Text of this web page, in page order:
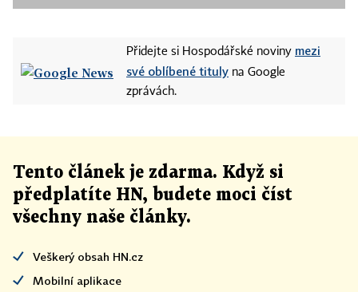
Přidejte si Hospodářské noviny mezi
své oblíbené tituly na Google
zprávách.
Tento článek je zdarma. Když si
předplatíte HN, budete moci číst
všechny naše články.
Veškerý obsah HN.cz
Mobilní aplikace